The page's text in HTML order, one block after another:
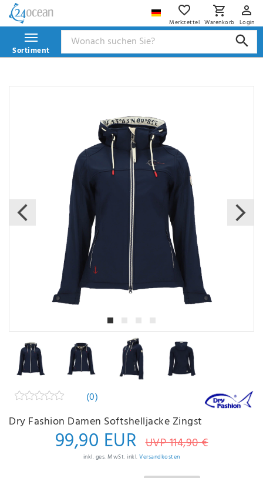
Merkzettel Warenkorb Login
Sortiment
(0)
Dry Fashion Damen Softshelljacke Zingst
99,90 EUR UVP 114,90 €
inkl. ges. MwSt. inkl. Versandkosten